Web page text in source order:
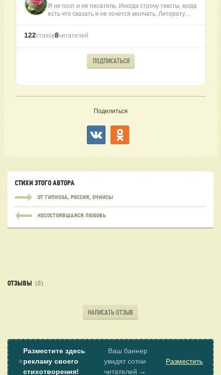
Я не поэт и не писатель. Иногда строчу тексты, когда
есть что сказать и не хочется молчать. Литерату…
122стихов8читателей
ПОДПИСАТЬСЯ
Поделиться
СТИХИ ЭТОГО АВТОРА
ОТ ГИПНОЗА, РОССИЯ, ОЧНИСЬ!
НЕСОСТОЯВШАЯСЯ ЛЮБОВЬ
ОТЗЫВЫ (0)
НАПИСАТЬ ОТЗЫВ
⭐
Разместите здесь
рекламу своего
стихотворения!
Ваш баннер
увидят сотни
читателей →
Разместить